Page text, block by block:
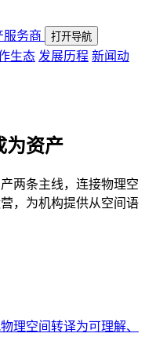
服务商
打开导航
生态 发展历程 新闻动
为资产
两条主线，连接物理空
，为机构提供从空间语
理空间转译为可理解、